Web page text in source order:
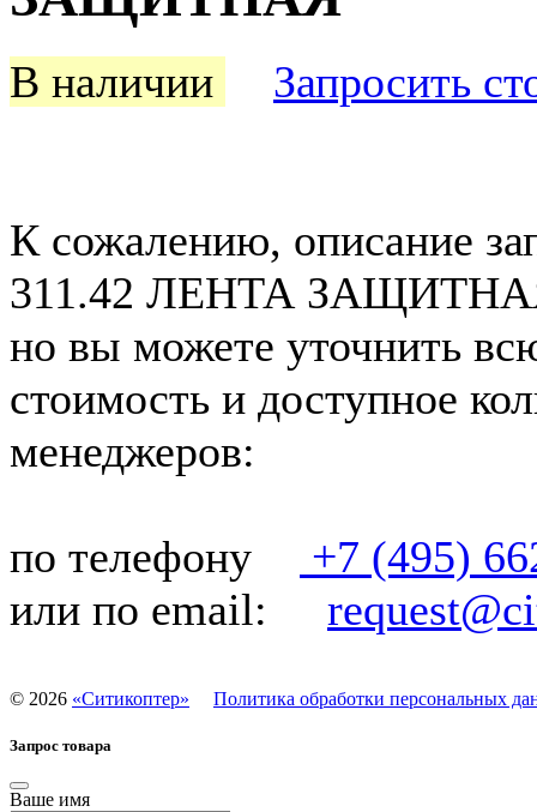
В наличии Запросить
К сожалению, описание
311.42 ЛЕНТА
но вы можете уточнить
стоимость и доступное
менеджеров:
по телефону
+7 (495)
или по email:
© 2026 «Ситикоптер» Политика обработки персональных
Запрос товара
Ваше имя